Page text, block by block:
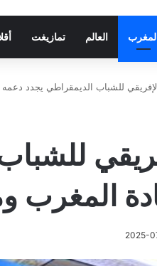
العالم تمازيغت
الإفريقي للشباب الديمقراطي يجدد
المغرب
2025-